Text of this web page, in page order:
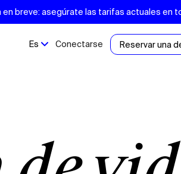
breve: asegúrate las tarifas actuales en
Es Conectarse Reservar una